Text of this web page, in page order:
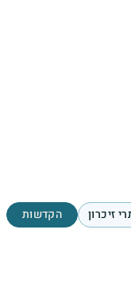
זיכרון הקדשות